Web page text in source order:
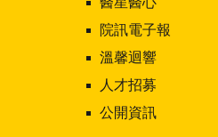
院訊電子報
溫馨迴響
人才招募
公開資訊